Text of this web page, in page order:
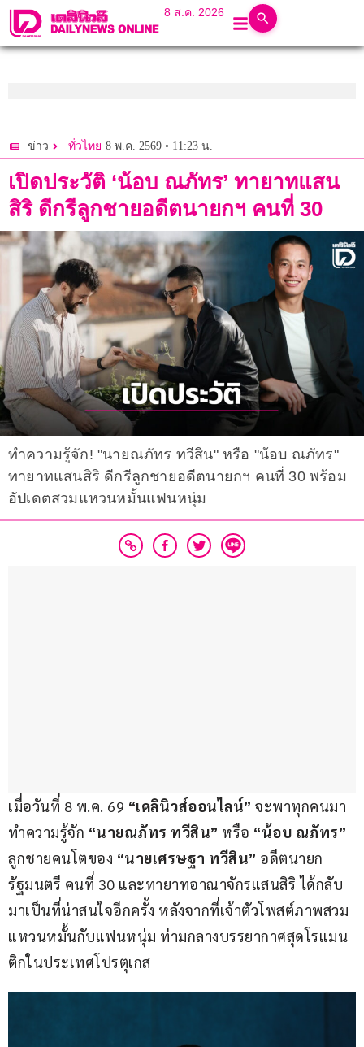
8 ส.ค. 2026
ข่าว ทั่วไทย 8 พ.ค. 2569 • 11:23 น.
เปิดประวัติ ‘น้อบ ณภัทร’ ทายาทแสน
สิริ ดีกรีลูกชายอดีตนายกฯ คนที่ 30
ทำความรู้จัก! "นายณภัทร ทวีสิน" หรือ "น้อบ ณภัทร"
ทายาทแสนสิริ ดีกรีลูกชายอดีตนายกฯ คนที่ 30 พร้อม
อัปเดตสวมแหวนหมั้นแฟนหนุ่ม
เมื่อวันที่ 8 พ.ค. 69 “เดลินิวส์ออนไลน์” จะพาทุกคนมา
ทำความรู้จัก “นายณภัทร ทวีสิน” หรือ “น้อบ ณภัทร”
ลูกชายคนโตของ “นายเศรษฐา ทวีสิน” อดีตนายก
รัฐมนตรี คนที่ 30 และทายาทอาณาจักรแสนสิริ ได้กลับ
มาเป็นที่น่าสนใจอีกครั้ง หลังจากที่เจ้าตัวโพสต์ภาพสวม
แหวนหมั้นกับแฟนหนุ่ม ท่ามกลางบรรยากาศสุดโรแมน
ติกในประเทศโปรตุเกส